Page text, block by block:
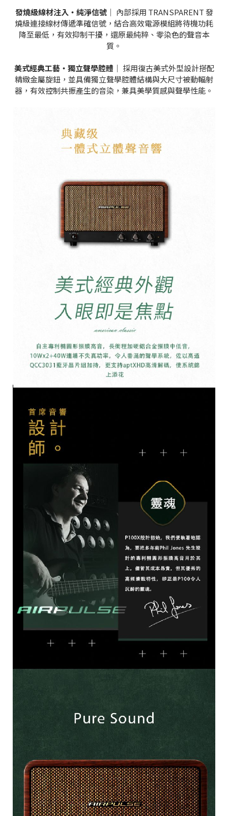
發燒級線材注入・純淨信號｜ 內部採用 TRANSPARENT 發
燒級連接線材傳遞準確信號，結合高效電源模組將待機功耗
降至最低，有效抑制干擾，還原最純粹、零染色的聲音本
質。
美式經典工藝・獨立聲學腔體 ｜ 採用復古美式外型設計搭配
精緻金屬旋鈕，並具備獨立聲學腔體結構與大尺寸被動輻射
器，有效控制共振產生的音染，兼具美學質感與聲學性能。